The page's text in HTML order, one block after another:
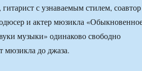
с узнаваемым стилем,
и актер мюзикла
музыки» одинаково свободно
мюзикла до джаза.